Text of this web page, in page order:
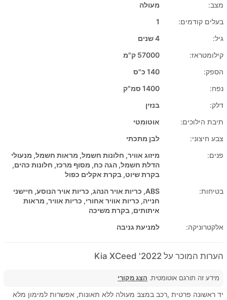
מצב:
מעולה
בעלים קודמים:
1
גיל:
4 שנים
קילומטראז:
57000 ק"מ
הספק:
140 כ"ס
נפח:
1400 סמ"ק
דלק:
בנזין
תיבת הילוכים:
אוטומטי
צבע חיצוני:
לבן מתכתי
פנים:
מיזוג אוויר, חלונות חשמל, מראות חשמל, מנעולי
הדלת חשמל, הגה כח, מסוף מרכז, חלונות כהים,
בקרת שיוט, בקרת אקלים כפול
בטיחות:
ABS, כריות אויר הנהג, כריות אויר הנוסע, חיישני
חנייה, כריות אוויר אחורי, כריות אוויר, מראות
איתותים, בקרת משיכה
אלקטרוניקה:
למניעת גניבה
הערות המוכר על 2022' Kia XCeed
מידע זה תורגם אוטומטית. הצג מקורי
יד ראשונה פרטית ,רכב במצב מעולה ללא תאונות, אפשרות למימון מלא